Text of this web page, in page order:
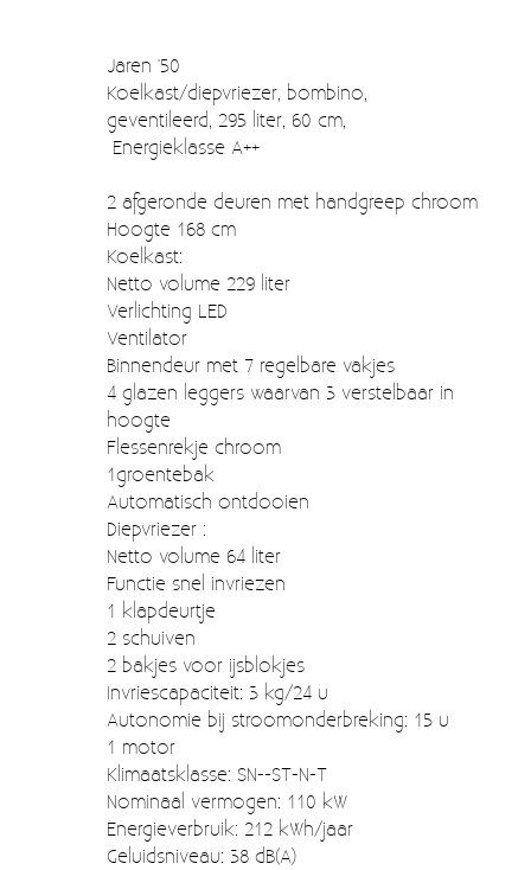
Smeg 50s klein elektro
Afvalemmers
Emaille
Moccamaster (De beste kop koffie sinds 1968)
Vintage
EINDE REEKSEN
Jaren '50
Koelkast/diepvriezer, bombino,
geventileerd, 295 liter, 60 cm,
Energieklasse A++
2 afgeronde deuren met handgreep chroom
Hoogte 168 cm
Koelkast:
Netto volume 229 liter
Verlichting LED
Ventilator
Binnendeur met 7 regelbare vakjes
4 glazen leggers waarvan 3 verstelbaar in
hoogte
Flessenrekje chroom
1groentebak
Automatisch ontdooien
Diepvriezer :
Netto volume 64 liter
Functie snel invriezen
1 klapdeurtje
2 schuiven
2 bakjes voor ijsblokjes
Invriescapaciteit: 3 kg/24 u
Autonomie bij stroomonderbreking: 15 u
1 motor
Klimaatsklasse: SN--ST-N-T
Nominaal vermogen: 110 kW
Energieverbruik: 212 kWh/jaar
Geluidsniveau: 38 dB(A)